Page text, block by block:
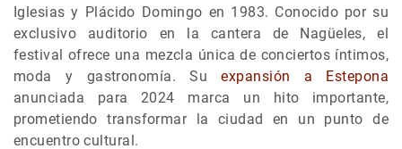
Iglesias y Plácido Domingo en 1983. Conocido por su
exclusivo auditorio en la cantera de Nagüeles, el
festival ofrece una mezcla única de conciertos íntimos,
moda y gastronomía. Suexpansión a Estepona
anunciada para 2024 marca un hito importante,
prometiendo transformar la ciudad en un punto de
encuentro cultural.